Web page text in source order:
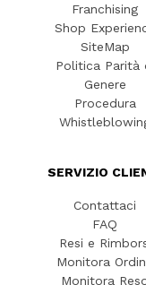
Franchising
Shop
SiteMap
Politica Parità
Genere
Procedura
SERVIZIO
Contattaci
FAQ
Resi e
Monitora
Monitora